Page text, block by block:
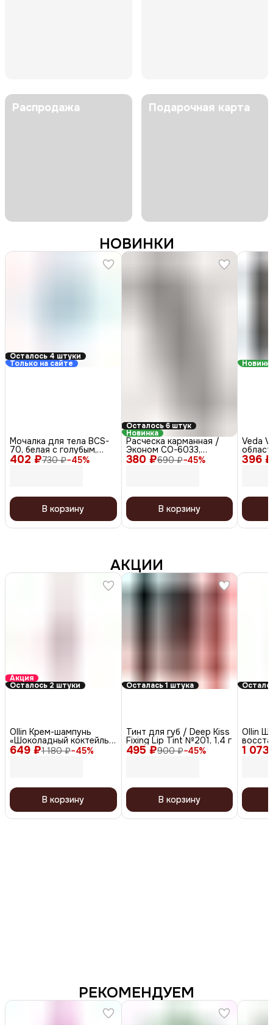
Распродажа Подарочная карта
НОВИНКИ
Осталось 4 штуки
Только на сайте
402 ₽730 ₽−45%
Мочалка для тела BCS-
70, белая с голубым,
фиолетовым, 70 г
В корзину
Осталось 6 штук
Новинка
380 ₽690 ₽−45%
Расческа карманная /
Эконом CO-6033,
пластик, 12,5 см, черный
В корзину
396 ₽
Veda
Ароматерапия
Создайте пространство, в
Купить сейчас АКЦИИ
Акция
Осталось 2 штуки
649 ₽1 180 ₽−45%
Ollin Крем-шампунь
«Шоколадный коктейль»
/ Cocktail Bar, 400 мл
В корзину
Осталась 1 штука
495 ₽900 ₽−45%
Тинт для губ / Deep Kiss
Fixing Lip Tint №201, 1,4 г
В корзину
1 073
Ollin
1000
РЕКОМЕНДУЕМ